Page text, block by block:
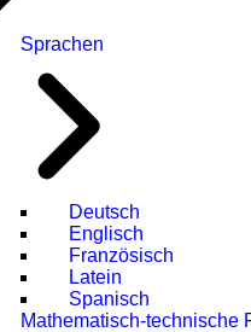
Sprachen
Deutsch
Englisch
Französisch
Latein
Spanisch
Mathematisch-technische